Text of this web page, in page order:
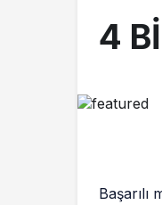
4
Başarılı